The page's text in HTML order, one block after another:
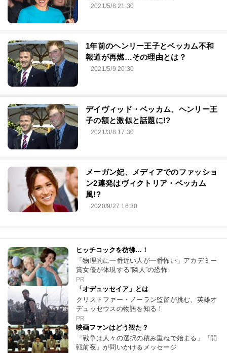
2021/5/8 21:30
1年前のヘンリー王子とベッカム不和
報道が再燃…その理由とは？
2021/5/9 20:30
デイヴィッド・ベッカム、ヘンリー王
子の額と激似と話題に!?
2021/3/8 17:30
メーガン妃、メディアでのファッショ
ン2連発はヴィクトリア・ベッカム
風!?
2020/9/27 16:30
ヒッチコックを彷彿…！
「物理的に一番近い人が一番怖い」アカデミー
賞女優が体現する“隣人”の恐怖
PR
「オデュッセイア」とは
クリストファー・ノーラン監督が挑む、英雄オ
デュッセウスの物語を知る！
PR
映画ファンはどう観た？
「戦争は人々の選択の積み重ねで始まる」『開
戦前夜』が問いかけるメッセージ